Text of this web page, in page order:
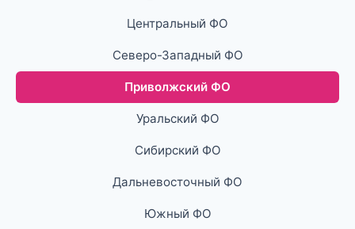
Центральный ФО
Северо-Западный ФО
Приволжский ФО
Уральский ФО
Сибирский ФО
Дальневосточный ФО
Южный ФО